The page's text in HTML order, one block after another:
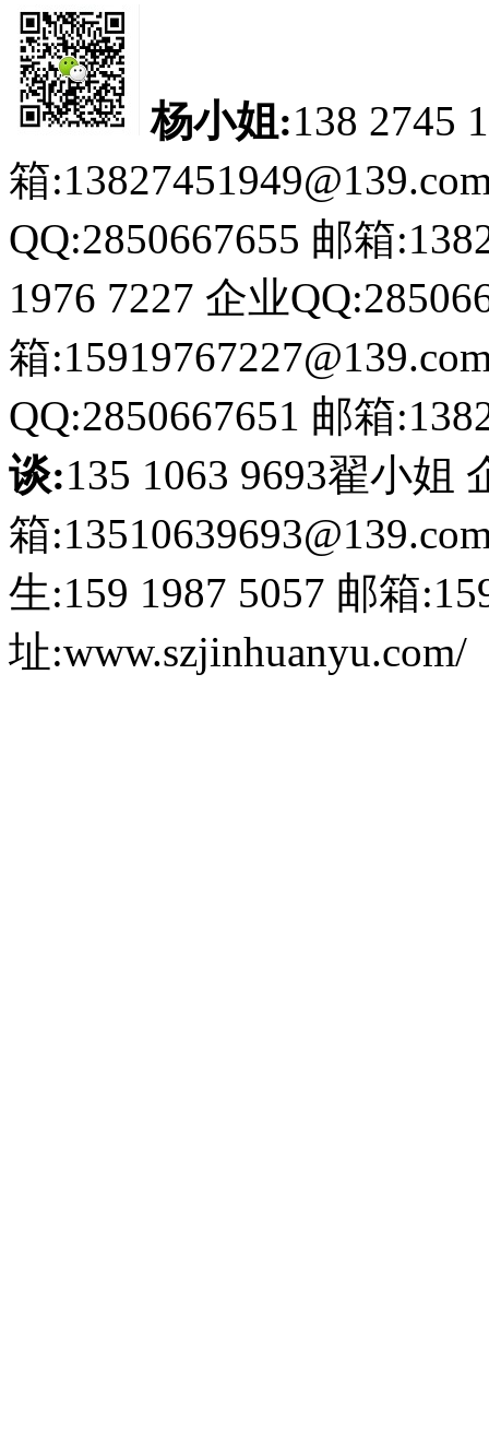
杨小姐:138 2745
箱
QQ:2850667655 邮箱
1976 7227 企业
箱
QQ:2850667651 邮箱
谈:135 1063 9693翟小姐
箱
生:159 1987 5057 邮箱
址:www.szjinhuanyu.com/